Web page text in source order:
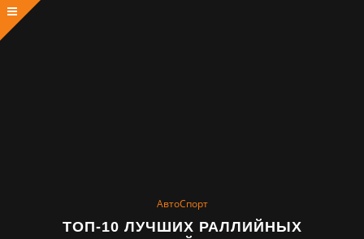
АвтоСпорт
ТОП-10 ЛУЧШИХ РАЛЛИЙНЫХ